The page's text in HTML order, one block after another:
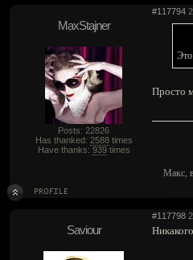
#117794
MaxStajner
Posts: 22826
Has thanked: 2588times
Have thanks: 939times
Просто
Макс,
#117798
Saviour